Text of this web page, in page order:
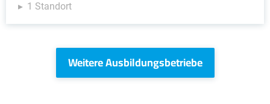
1 Standort
Weitere Ausbildungsbetriebe